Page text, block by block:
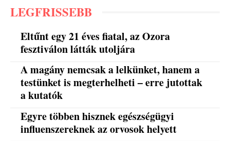
LEGFRISSEBB
Eltűnt egy 21 éves fiatal, az Ozora
fesztiválon látták utoljára
A magány nemcsak a lelkünket, hanem a
testünket is megterhelheti – erre jutottak
a kutatók
Egyre többen hisznek egészségügyi
influenszereknek az orvosok helyett